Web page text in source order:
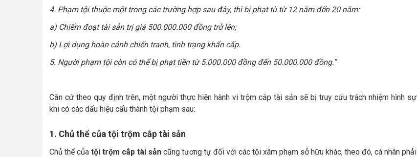
4. Phạm tội thuộc một trong các trường hợp sau đây, thì bị phạt tù từ 12 năm đến 20 năm:
a) Chiếm đoạt tài sản trị giá 500.000.000 đồng trở lên;
b) Lợi dụng hoàn cảnh chiến tranh, tình trạng khẩn cấp.
5. Người phạm tội còn có thể bị phạt tiền từ 5.000.000 đồng đến 50.000.000 đồng.”
Căn cứ theo quy định trên, một người thực hiện hành vi trộm cắp tài sản sẽ bị truy cứu trách nhiệm hình sự
khi có các dấu hiệu cấu thành tội phạm sau:
1. Chủ thể của tội trộm cắp tài sản
Chủ thể của tội trộm cắp tài sản cũng tương tự đối với các tội xâm phạm sở hữu khác, theo đó, cá nhân phải